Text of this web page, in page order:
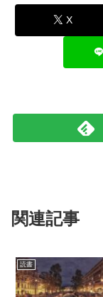
X
関連記事
読書